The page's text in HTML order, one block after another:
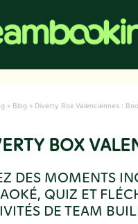
» Blog » Diverty Box Valenciennes :
BOX
DES MOMENTS
QUIZ ET
DE TEAM